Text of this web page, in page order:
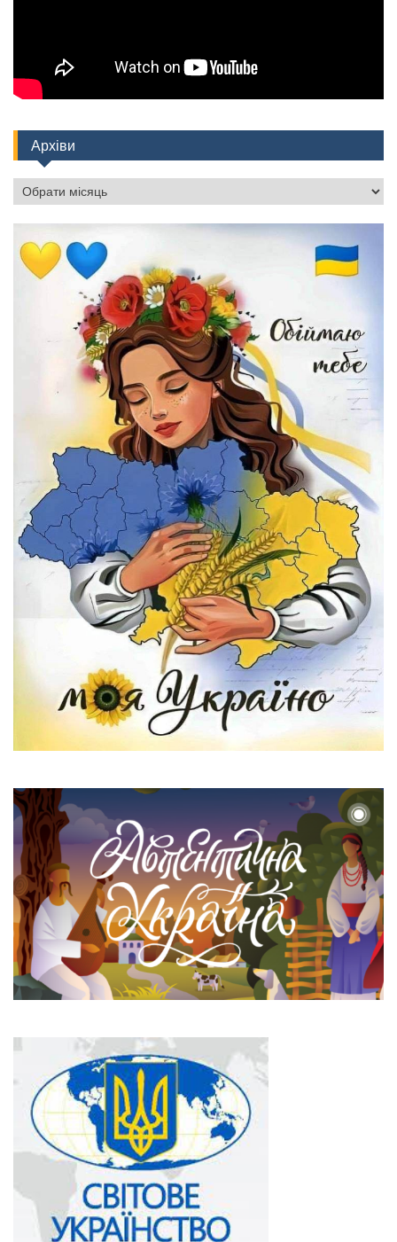
Архіви
Архіви